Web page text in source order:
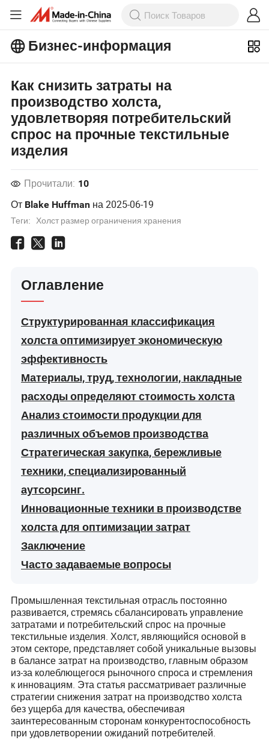
Бизнес-информация
информация!
Просмотреть Больше
Как снизить затраты на
производство холста,
удовлетворяя потребительский
спрос на прочные текстильные
изделия
Прочитали: 10
От Blake Huffman на2025-06-19
Теги: Холст размер ограничения хранения
Оглавление
Структурированная классификация
холста оптимизирует экономическую
эффективность
Материалы, труд, технологии, накладные
расходы определяют стоимость холста
Анализ стоимости продукции для
различных объемов производства
Стратегическая закупка, бережливые
техники, специализированный
аутсорсинг.
Инновационные техники в производстве
холста для оптимизации затрат
Заключение
Часто задаваемые вопросы
Промышленная текстильная отрасль постоянно
развивается, стремясь сбалансировать управление
затратами и потребительский спрос на прочные
текстильные изделия. Холст, являющийся основой в
этом секторе, представляет собой уникальные вызовы
в балансе затрат на производство, главным образом
из-за колеблющегося рыночного спроса и стремления
к инновациям. Эта статья рассматривает различные
стратегии снижения затрат на производство холста
без ущерба для качества, обеспечивая
заинтересованным сторонам конкурентоспособность
при удовлетворении ожиданий потребителей.